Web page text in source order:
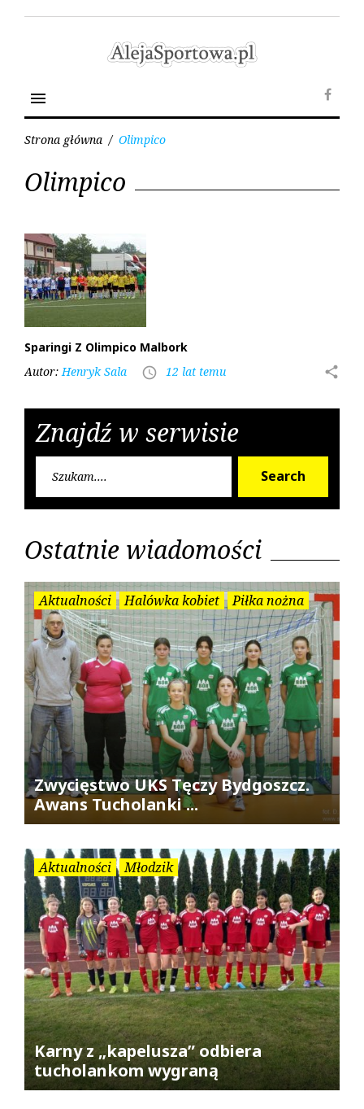
menu
Strona główna / Olimpico
Olimpico
Olimpico
Sparingi Z Olimpico Malbork
Autor: Henryk Sala access_time 12 lat temu share
Znajdź w serwisie
Search
Ostatnie wiadomości
Aktualności Halówka kobiet Piłka nożna
Zwycięstwo UKS Tęczy Bydgoszcz.
Awans Tucholanki ...
Aktualności Młodzik
Karny z „kapelusza” odbiera
tucholankom wygraną